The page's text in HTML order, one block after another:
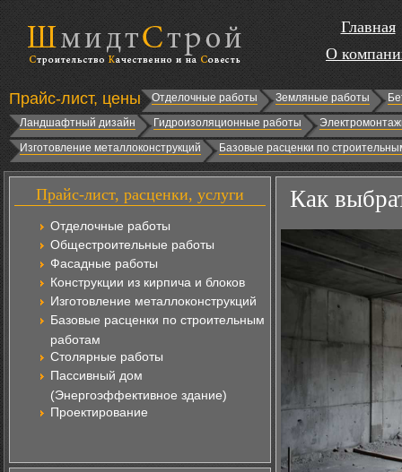
Главная
О
Прайс-лист, цены Отделочные работы Земляные работы
Ландшафтный дизайн
Гидроизоляционные работы
Изготовление металлоконструкций
Базовые расценки по
Прайс-лист, расценки, услуги
Отделочные работы
Общестроительные работы
Фасадные работы
Конструкции из кирпича и блоков
Изготовление металлоконструкций
Базовые расценки по строительным
работам
Столярные работы
Пассивный дом
(Энергоэффективное здание)
Проектирование
Как